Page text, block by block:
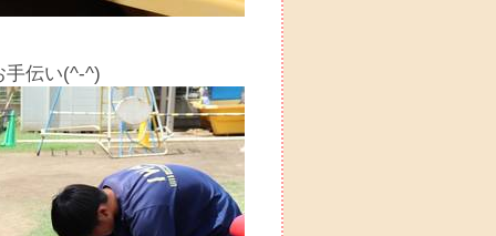
手伝い(^-^)